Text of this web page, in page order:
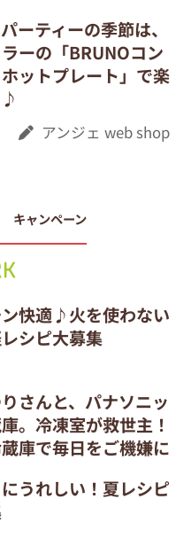
ーティーの季節は、
ーの「BRUNOコン
ットプレート」で楽
♪
アンジェ web shop
キャンペーン
快適♪火を使わない
シピ大募集
さんと、パナソニッ
。冷凍室が救世主！
庫で毎日をご機嫌に
うれしい！夏レシピ